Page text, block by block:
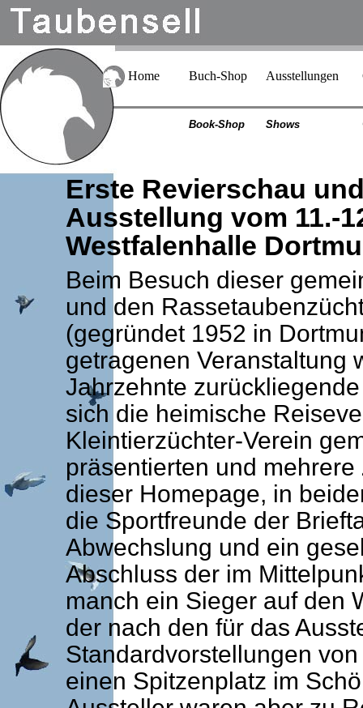
Home Buch-Shop Ausstellungen
Book-Shop Shows
Erste Revierschau
Ausstellung vom 11.-
Westfalenhalle
Beim Besuch dieser
und den
(gegründet 1952 in
getragenen Veranstaltung
Jahrzehnte
sich die heimische
Kleintierzüchter-Verein
präsentierten und
dieser Homepage, in
die Sportfreunde der
Abwechslung und ein
Abschluss der im
manch ein Sieger auf den
der nach den für das
Standardvorstellungen
einen Spitzenplatz im